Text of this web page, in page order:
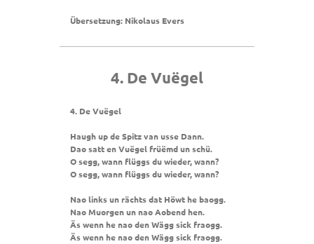
Übersetzung: Nikolaus Evers
4. De Vuëgel
4. De Vuëgel
Haugh up de Spitz van usse Dann.
Dao satt en Vuëgel früëmd un schü.
O segg, wann flüggs du wieder, wann?
O segg, wann flüggs du wieder, wann?
Nao links un rächts dat Höwt he baogg.
Nao Muorgen un nao Aobend hen.
Äs wenn he nao den Wägg sick fraogg.
Äs wenn he nao den Wägg sick fraogg.